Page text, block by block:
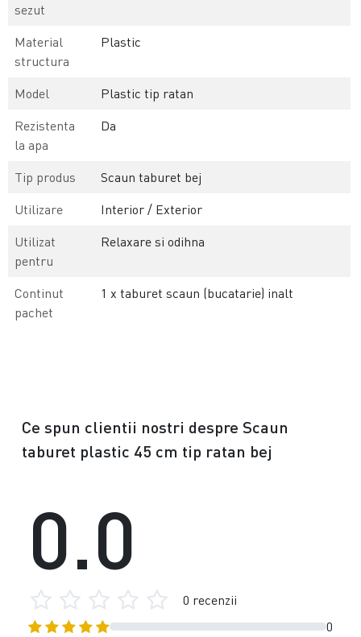
sezut
Material
structura
Plastic
Model
Plastic tip ratan
Rezistenta
la apa
Da
Tip produs
Scaun taburet bej
Utilizare
Interior / Exterior
Utilizat
pentru
Relaxare si odihna
Continut
pachet
1 x taburet scaun (bucatarie) inalt
Ce spun clientii nostri despre Scaun
taburet plastic 45 cm tip ratan bej
0
0.0
0 recenzii